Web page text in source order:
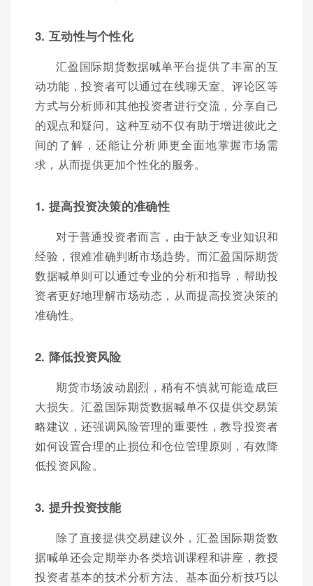
3. 互动性与个性化
汇盈国际期货数据喊单平台提供了丰富的互
动功能，投资者可以通过在线聊天室、评论区等
方式与分析师和其他投资者进行交流，分享自己
的观点和疑问。这种互动不仅有助于增进彼此之
间的了解，还能让分析师更全面地掌握市场需
求，从而提供更加个性化的服务。
1. 提高投资决策的准确性
对于普通投资者而言，由于缺乏专业知识和
经验，很难准确判断市场趋势。而汇盈国际期货
数据喊单则可以通过专业的分析和指导，帮助投
资者更好地理解市场动态，从而提高投资决策的
准确性。
2. 降低投资风险
期货市场波动剧烈，稍有不慎就可能造成巨
大损失。汇盈国际期货数据喊单不仅提供交易策
略建议，还强调风险管理的重要性，教导投资者
如何设置合理的止损位和仓位管理原则，有效降
低投资风险。
3. 提升投资技能
除了直接提供交易建议外，汇盈国际期货数
据喊单还会定期举办各类培训课程和讲座，教授
投资者基本的技术分析方法、基本面分析技巧以